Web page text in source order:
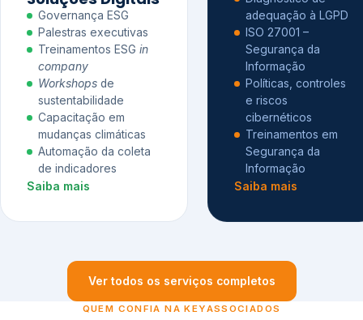
Governança ESG
Palestras executivas
Treinamentos ESG in
company
Workshops de
sustentabilidade
Capacitação em
mudanças climáticas
Automação da coleta
de indicadores
Saiba mais
adequação à LGPD
ISO 27001 –
Segurança da
Informação
Políticas, controles
e riscos
cibernéticos
Treinamentos em
Segurança da
Informação
Saiba mais
Ver todos os serviços completos
QUEM CONFIA NA KEYASSOCIADOS